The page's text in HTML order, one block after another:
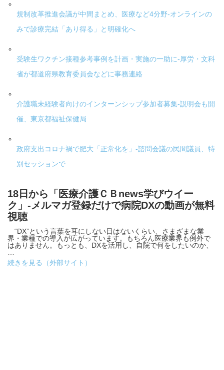
規制改革推進会議が中間まとめ、医療など4分野-オンラインの
みで診療完結「あり得る」と明確化へ
受験生ワクチン接種参考事例を計画・実施の一助に-厚労・文科
省が都道府県教育委員会などに事務連絡
介護職未経験者向けのインターンシップ参加者募集-説明会も開
催、東京都福祉保健局
政府支出コロナ禍で肥大「正常化を」-諮問会議の民間議員、特
別セッションで
18日から「医療介護ＣＢnews学びウイー
ク」-メルマガ登録だけで病院DXの動画が無料
視聴
“DX”という言葉を耳にしない日はないくらい、さまざまな業
界・業種での導入が広がっています。もちろん医療業界も例外で
はありません。もっとも、DXを活用し、自院で何をしたいのか、
続きを見る（外部サイト）